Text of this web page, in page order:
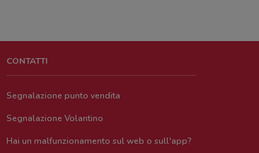
CONTATTI
Segnalazione punto vendita
Segnalazione Volantino
Hai un malfunzionamento sul web o sull'app?